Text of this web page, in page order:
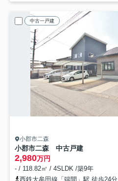
中古一戸建
小郡市二森
小郡市二森 中古戸建
2,980万円
- / 118.82㎡ / 4SLDK /築9年
西鉄大牟田線「端間」駅 徒歩24分